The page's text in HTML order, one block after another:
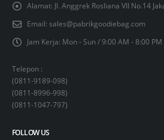
Alamat: Jl. Anggrek Rosliana VII No.14
Email: sales@pabrikgoodiebag.com
Jam Kerja: Mon - Sun / 9:00 AM - 8:00 PM
Telepon :
(0811-9189-098)
(0811-8996-998)
(0811-1047-797)
FOLLOW US